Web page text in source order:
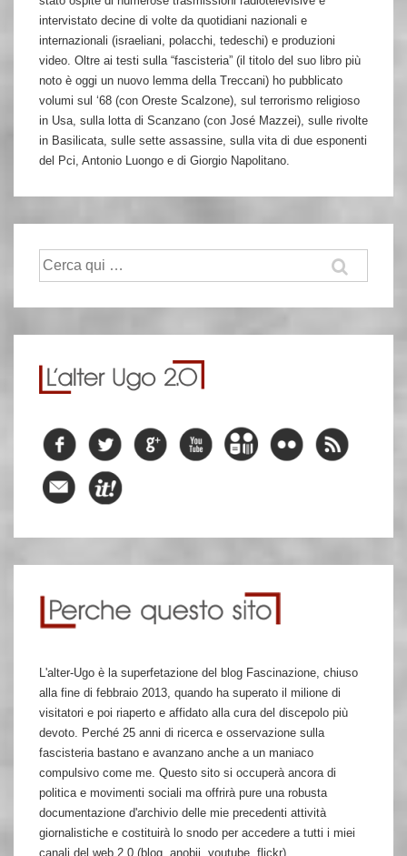
intervistato decine di volte da quotidiani nazionali e
internazionali (israeliani, polacchi, tedeschi) e produzioni
video. Oltre ai testi sulla “fascisteria” (il titolo del suo libro più
noto è oggi un nuovo lemma della Treccani) ho pubblicato
volumi sul ‘68 (con Oreste Scalzone), sul terrorismo religioso
in Usa, sulla lotta di Scanzano (con José Mazzei), sulle rivolte
in Basilicata, sulle sette assassine, sulla vita di due esponenti
del Pci, Antonio Luongo e di Giorgio Napolitano.
Cerca:
L'alter-Ugo è la superfetazione del blog Fascinazione, chiuso
alla fine di febbraio 2013, quando ha superato il milione di
visitatori e poi riaperto e affidato alla cura del discepolo più
devoto. Perché 25 anni di ricerca e osservazione sulla
fascisteria bastano e avanzano anche a un maniaco
compulsivo come me. Questo sito si occuperà ancora di
politica e movimenti sociali ma offrirà pure una robusta
documentazione d'archivio delle mie precedenti attività
giornalistiche e costituirà lo snodo per accedere a tutti i miei
canali del web 2.0 (blog, anobii, youtube, flickr)